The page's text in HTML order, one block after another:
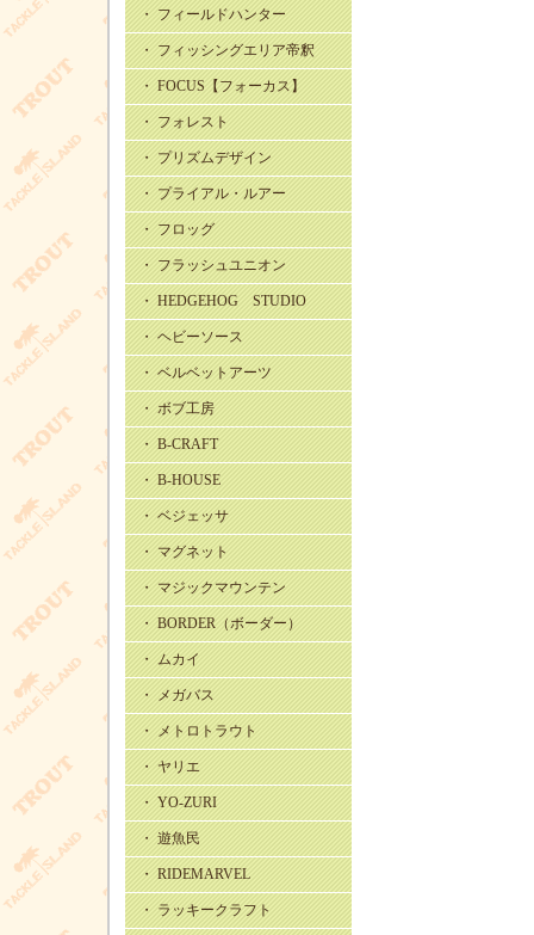
・ フィールドハンター
・ フィッシングエリア帝釈
・ FOCUS【フォーカス】
・ フォレスト
・ プリズムデザイン
・ プライアル・ルアー
・ フロッグ
・ フラッシュユニオン
・ HEDGEHOG STUDIO
・ ヘビーソース
・ ベルベットアーツ
・ ボブ工房
・ B-CRAFT
・ B-HOUSE
・ ベジェッサ
・ マグネット
・ マジックマウンテン
・ BORDER（ボーダー）
・ ムカイ
・ メガバス
・ メトロトラウト
・ ヤリエ
・ YO-ZURI
・ 遊魚民
・ RIDEMARVEL
・ ラッキークラフト